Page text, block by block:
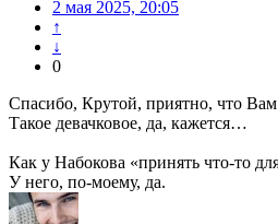
2 мая 2025, 20:05
↑
↓
0
Спасибо, Крутой, приятно, что
Такое девачковое, да, кажется…
Как у Набокова «принять что-то
У него, по-моему, да.